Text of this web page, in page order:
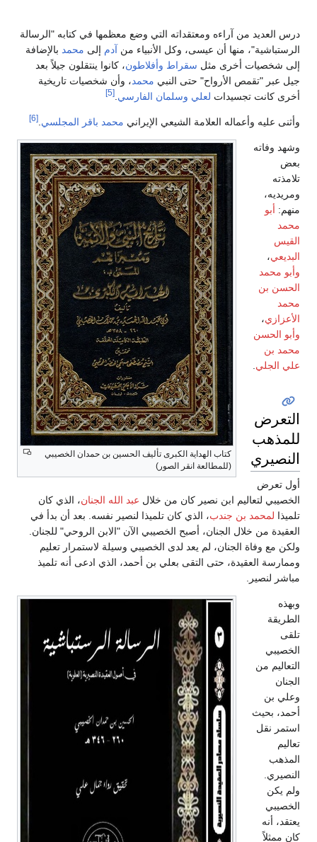
درس العديد من آراءه ومعتقداته التي وضع معظمها في كتابه "الرسالة
الرستباشية"، منها أن عيسى، وكل الأنبياء من آدم إلى محمد بالإضافة
إلى شخصيات أخرى مثل سقراط وأفلاطون، كانوا ينتقلون جيلاً بعد
جيل عبر "تقمص الأرواح" حتى النبي محمد، وأن شخصيات تاريخية
أخرى كانت تجسيدات لعلي وسلمان الفارسي [5]
وأثنى عليه وأعماله العلامة الشيعي الإيراني محمد باقر المجلسي [6]
كتاب الهداية الكبرى تأليف الحسين بن حمدان الخصيبي
(للمطالعة انقر الصور)
وشهد وفاته
بعض
تلامذته
ومريديه،
منهم: أبو
محمد
القيس
البديعي،
وأبو محمد
الحسن بن
محمد
الأعزازي،
وأبو الحسن
محمد بن
علي الجلي
التعرض
للمذهب
النصيري
أول تعرض
الخصيبي لتعاليم ابن نصير كان من خلال عبد الله الجنان، الذي كان
تلميذا لمحمد بن جندب، الذي كان تلميذا لنصير نفسه. بعد أن بدأ في
العقيدة من خلال الجنان، أصبح الخصيبي الآن "الابن الروحي" للجنان.
ولكن مع وفاة الجنان، لم يعد لدى الخصيبي وسيلة لاستمرار تعليم
وممارسة العقيدة، حتى التقى بعلي بن أحمد، الذي ادعى أنه تلميذ
مباشر لنصير.
وبهذه
الطريقة
تلقى
الخصيبي
التعاليم من
الجنان
وعلي بن
أحمد، بحيث
استمر نقل
تعاليم
المذهب
النصيري.
ولم يكن
الخصيبي
يعتقد، أنه
كان ممثلاً